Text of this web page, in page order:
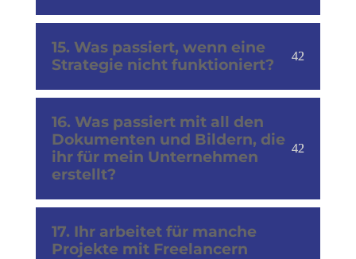
15. Was passiert, wenn eine
Strategie nicht funktioniert?
16. Was passiert mit all den
Dokumenten und Bildern, die
ihr für mein Unternehmen
erstellt?
17. Ihr arbeitet für manche
Projekte mit Freelancern